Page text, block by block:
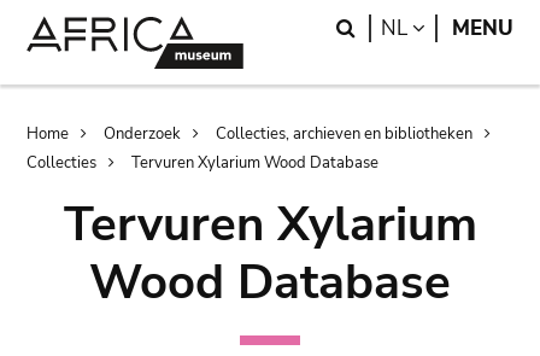
Search
NL LANGUAGE
MENU
Breadcrumb
Home Onderzoek
Collecties, archieven en bibliotheken
Collecties
Tervuren Xylarium Wood Database
Tervuren Xylarium
Wood Database